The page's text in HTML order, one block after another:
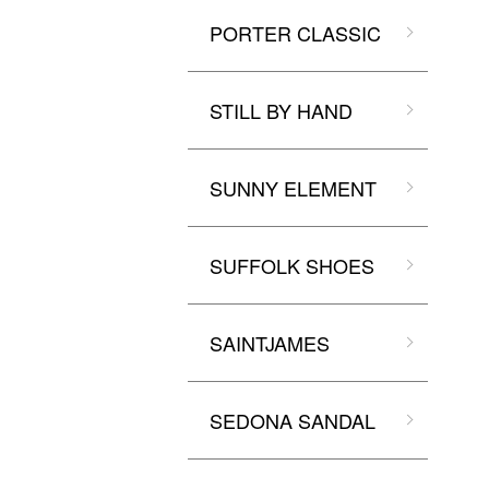
PORTER CLASSIC
STILL BY HAND
SUNNY ELEMENT
SUFFOLK SHOES
SAINTJAMES
SEDONA SANDAL